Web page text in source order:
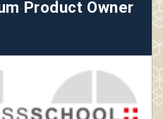
Product Owner